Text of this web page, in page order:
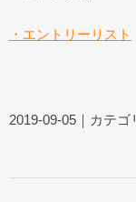
・エントリーリスト
2019-09-05｜カテゴ